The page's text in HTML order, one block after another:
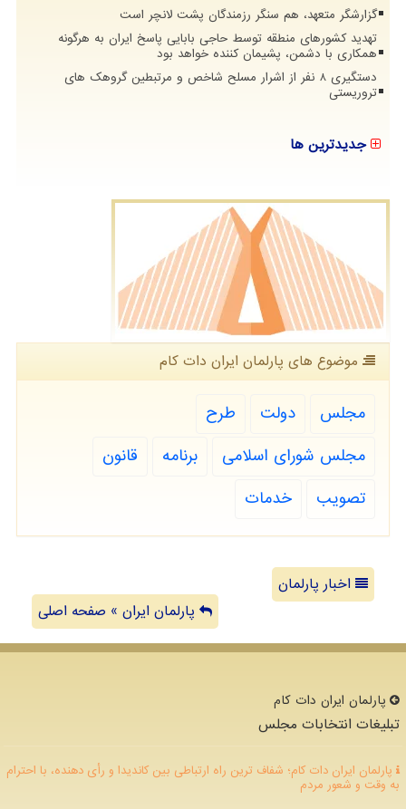
گزارشگر متعهد، هم سنگر رزمندگان پشت لانچر است
تهدید کشورهای منطقه توسط حاجی بابایی پاسخ ایران به هرگونه
همکاری با دشمن، پشیمان کننده خواهد بود
دستگیری 8 نفر از اشرار مسلح شاخص و مرتبطین گروهک های
تروریستی
جدیدترین ها
موضوع های پارلمان ایران دات كام
مجلس دولت
طرح
مجلس شورای اسلامی
برنامه
قانون
تصویب
خدمات
اخبار پارلمان
پارلمان ایران » صفحه اصلی
پارلمان ایران دات كام
تبلیغات انتخابات مجلس
پارلمان ایران دات کام؛ شفاف ترین راه ارتباطی بین کاندیدا و رأی دهنده، با احترام
به وقت و شعور مردم